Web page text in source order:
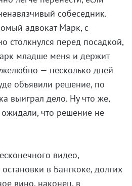
собеседник.
адвокат Марк, с
столкнулся перед посадкой,
младше меня и держит
— несколько дней
объявили решение, по
выиграл дело. Ну что же,
ожидали, что решение не
видео,
в Бангкоке, долгих
вино, наконец, в